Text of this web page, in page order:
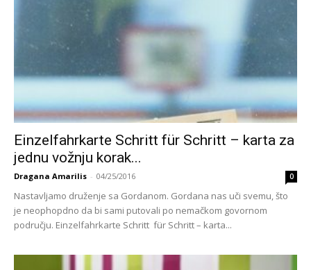
Einzelfahrkarte Schritt für Schritt – karta za
jednu vožnju korak...
Dragana Amarilis - 04/25/2016 0
Nastavljamo druženje sa Gordanom. Gordana nas uči svemu, što
je neophopdno da bi sami putovali po nemačkom govornom
području. Einzelfahrkarte Schritt für Schritt – karta...